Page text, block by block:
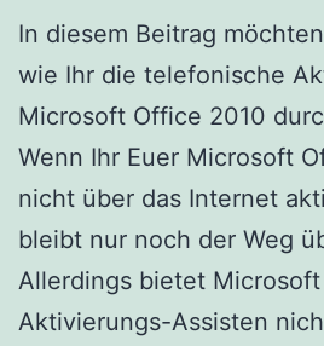
In diesem Beitrag
wie Ihr die telefonische
Microsoft Office 2010
Wenn Ihr Euer Microsoft
nicht über das Internet
bleibt nur noch der Weg
Allerdings bietet
Aktivierungs-Assisten